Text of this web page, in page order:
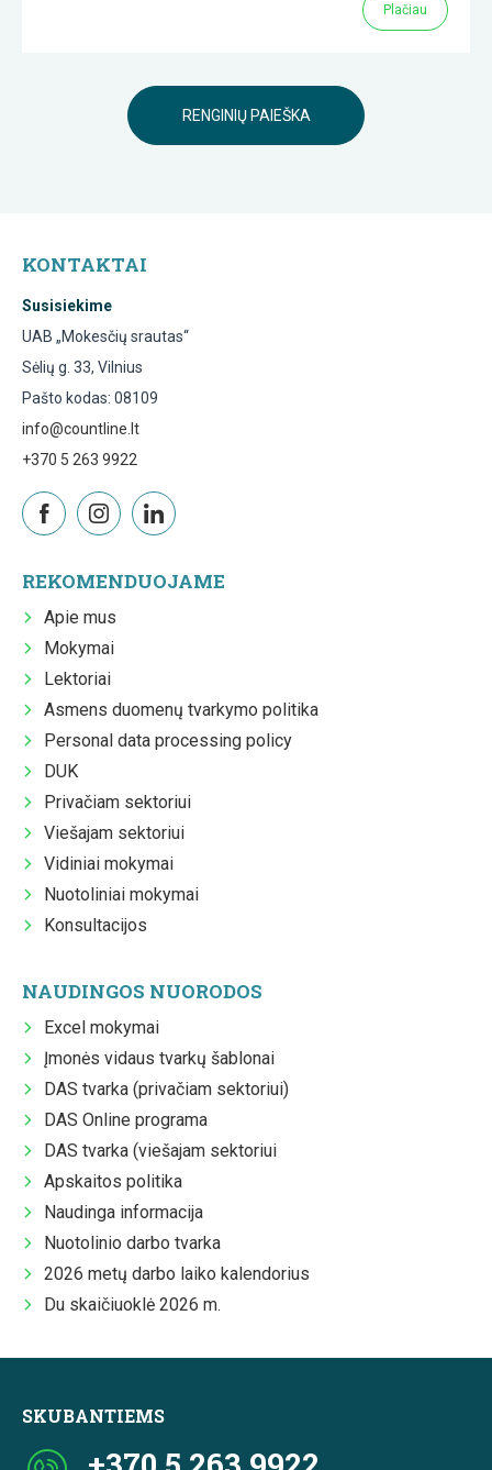
Plačiau
RENGINIŲ PAIEŠKA
KONTAKTAI
Susisiekime
UAB „Mokesčių srautas“
Sėlių g. 33, Vilnius
Pašto kodas: 08109
info@countline.lt
+370 5 263 9922
REKOMENDUOJAME
Apie mus
Mokymai
Lektoriai
Asmens duomenų tvarkymo politika
Personal data processing policy
DUK
Privačiam sektoriui
Viešajam sektoriui
Vidiniai mokymai
Nuotoliniai mokymai
Konsultacijos
NAUDINGOS NUORODOS
Excel mokymai
Įmonės vidaus tvarkų šablonai
DAS tvarka (privačiam sektoriui)
DAS Online programa
DAS tvarka (viešajam sektoriui
Apskaitos politika
Naudinga informacija
Nuotolinio darbo tvarka
2026 metų darbo laiko kalendorius
Du skaičiuoklė 2026 m.
SKUBANTIEMS